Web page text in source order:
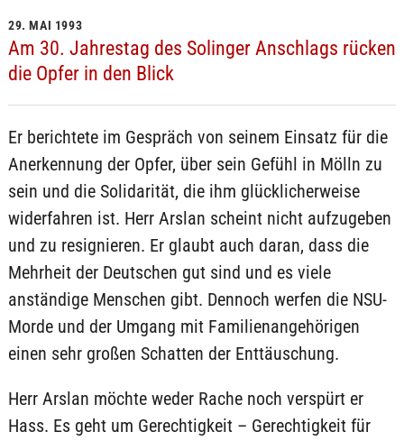
29. MAI 1993
Am 30. Jahrestag des Solinger Anschlags rücken
die Opfer in den Blick
Er berichtete im Gespräch von seinem Einsatz für die
Anerkennung der Opfer, über sein Gefühl in Mölln zu
sein und die Solidarität, die ihm glücklicherweise
widerfahren ist. Herr Arslan scheint nicht aufzugeben
und zu resignieren. Er glaubt auch daran, dass die
Mehrheit der Deutschen gut sind und es viele
anständige Menschen gibt. Dennoch werfen die NSU-
Morde und der Umgang mit Familienangehörigen
einen sehr großen Schatten der Enttäuschung.
Herr Arslan möchte weder Rache noch verspürt er
Hass. Es geht um Gerechtigkeit – Gerechtigkeit für